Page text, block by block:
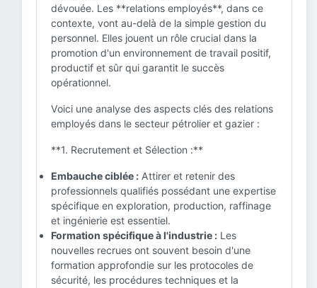
dévouée. Les **relations employés**, dans ce
contexte, vont au-delà de la simple gestion du
personnel. Elles jouent un rôle crucial dans la
promotion d'un environnement de travail positif,
productif et sûr qui garantit le succès
opérationnel.
Voici une analyse des aspects clés des relations
employés dans le secteur pétrolier et gazier :
**1. Recrutement et Sélection :**
Embauche ciblée : Attirer et retenir des
professionnels qualifiés possédant une expertise
spécifique en exploration, production, raffinage
et ingénierie est essentiel.
Formation spécifique à l'industrie : Les
nouvelles recrues ont souvent besoin d'une
formation approfondie sur les protocoles de
sécurité, les procédures techniques et la